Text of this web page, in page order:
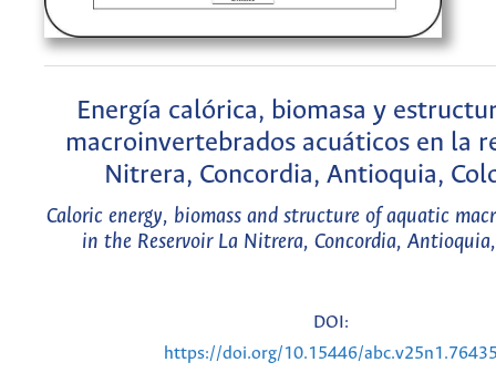
Energía calórica, biomasa y
macroinvertebrados acuáticos en la
Nitrera, Concordia, Antioquia,
Caloric energy, biomass and structure of aquatic
in the Reservoir La Nitrera, Concordia,
DOI:
https://doi.org/10.15446/